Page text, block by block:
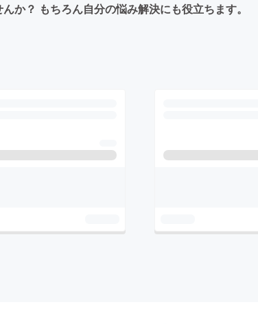
か？ もちろん自分の悩み解決にも役立ちます。